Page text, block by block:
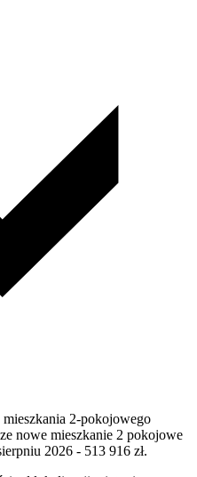
mieszkania 2-pokojowego
nowe mieszkanie 2 pokojowe
2026 - 513 916 zł.